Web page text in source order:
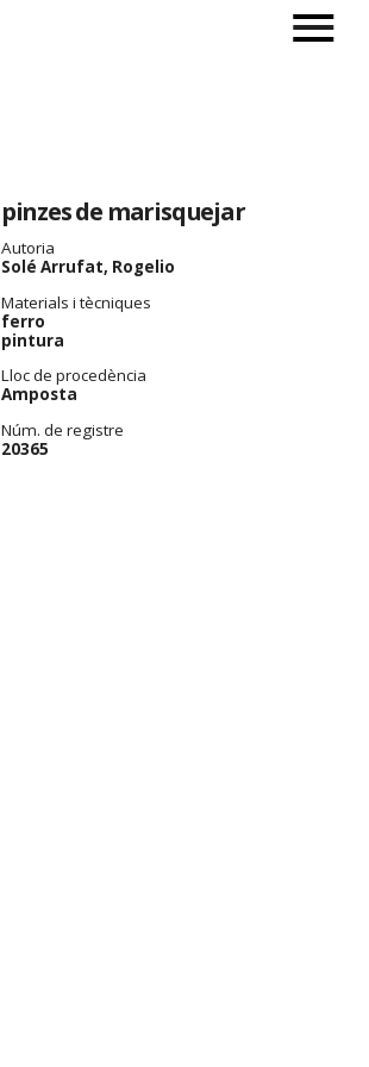
pinzes de marisquejar
Autoria
Solé Arrufat, Rogelio
Materials i tècniques
ferro
pintura
Lloc de procedència
Amposta
Núm. de registre
20365